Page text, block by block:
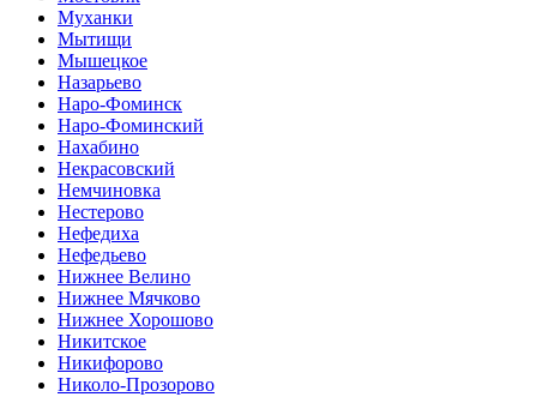
Муханки
Мытищи
Мышецкое
Назарьево
Наро-Фоминск
Наро-Фоминский
Нахабино
Некрасовский
Немчиновка
Нестерово
Нефедиха
Нефедьево
Нижнее Велино
Нижнее Мячково
Нижнее Хорошово
Никитское
Никифорово
Николо-Прозорово